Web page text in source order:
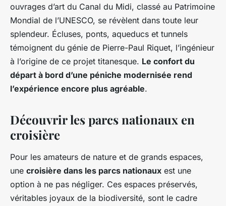
ouvrages d’art du Canal du Midi, classé au Patrimoine
Mondial de l’UNESCO, se révèlent dans toute leur
splendeur. Écluses, ponts, aqueducs et tunnels
témoignent du génie de Pierre-Paul Riquet, l’ingénieur
à l’origine de ce projet titanesque. Le confort du
départ à bord d’une péniche modernisée rend
l’expérience encore plus agréable.
Découvrir les parcs nationaux en
croisière
Pour les amateurs de nature et de grands espaces,
une croisière dans les parcs nationaux est une
option à ne pas négliger. Ces espaces préservés,
véritables joyaux de la biodiversité, sont le cadre